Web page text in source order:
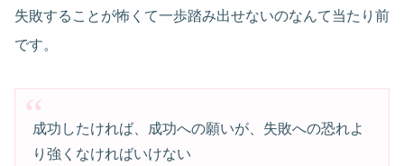
失敗することが怖くて一歩踏み出せないのなんて当たり前
です。
成功したければ、成功への願いが、失敗への恐れよ
り強くなければいけない